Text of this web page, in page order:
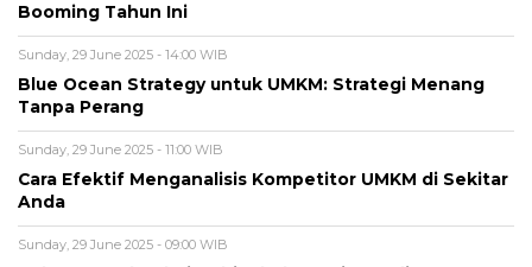
Booming Tahun Ini
Sunday, 29 June 2025 - 14:00 WIB
Blue Ocean Strategy untuk UMKM: Strategi Menang
Tanpa Perang
Sunday, 29 June 2025 - 11:00 WIB
Cara Efektif Menganalisis Kompetitor UMKM di Sekitar
Anda
Sunday, 29 June 2025 - 09:00 WIB